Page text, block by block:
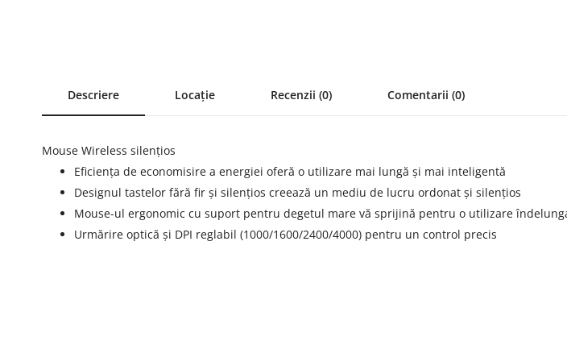
Descriere Locație Recenzii (0) Comentarii (0)
Mouse Wireless silențios
Eficiența de economisire a energiei oferă o utilizare mai lungă și mai inteligentă
Designul tastelor fără fir și silențios creează un mediu de lucru ordonat și silențios
Mouse-ul ergonomic cu suport pentru degetul mare vă sprijină pentru o utilizare
Urmărire optică și DPI reglabil (1000/1600/2400/4000) pentru un control precis